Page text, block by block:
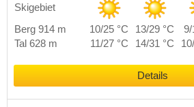
Skigebiet
Berg 914 m 10/25 °C 13/29 °C 9/
Tal 628 m
11/27 °C 14/31 °C
Details